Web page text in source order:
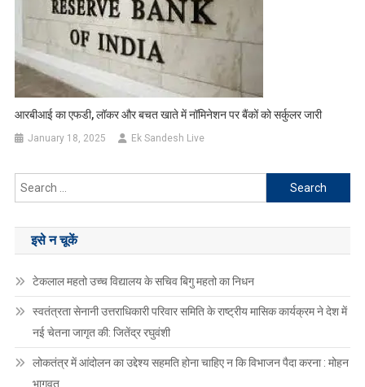
आरबीआई का एफडी, लॉकर और बचत खाते में नॉमिनेशन पर बैंकों को सर्कुलर जारी
January 18, 2025 Ek Sandesh Live
Search
for:
इसे न चूकें
टेकलाल महतो उच्च विद्यालय के सचिव बिगु महतो का निधन
स्वतंत्रता सेनानी उत्तराधिकारी परिवार समिति के राष्ट्रीय मासिक कार्यक्रम ने देश में
नई चेतना जागृत की: जितेंद्र रघुवंशी
लोकतंत्र में आंदोलन का उद्देश्य सहमति होना चाहिए न कि विभाजन पैदा करना : मोहन
भागवत